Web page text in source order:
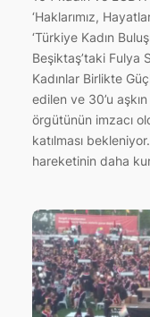
‘Haklarımız,
‘Türkiye Kadın
Beşiktaş’taki Fulya
Kadınlar Birlikte
edilen ve 30’u
örgütünün imzacı
katılması
hareketinin daha